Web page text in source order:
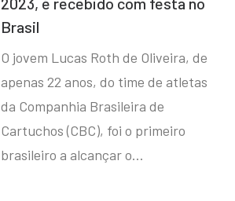
Brasil
O jovem Lucas Roth de Oliveira, de
apenas 22 anos, do time de atletas
da Companhia Brasileira de
Cartuchos (CBC), foi o primeiro
brasileiro a alcançar o…